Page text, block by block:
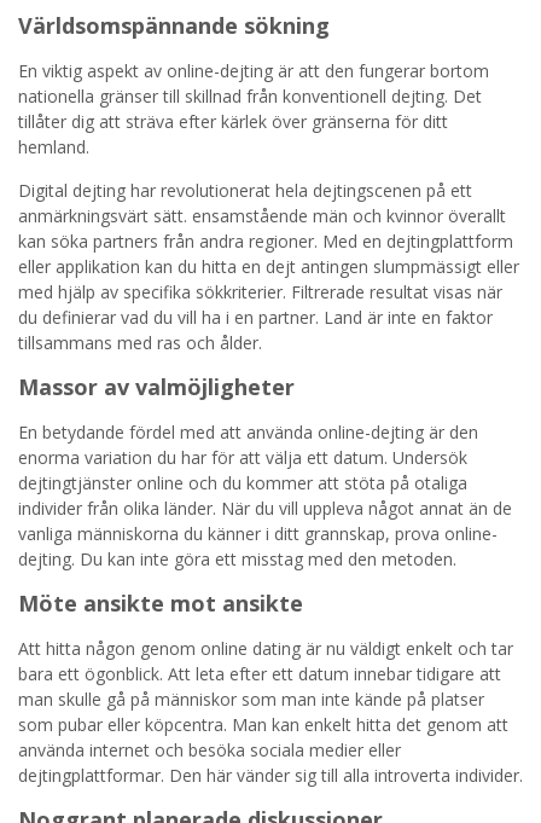
Världsomspännande sökning
En viktig aspekt av online-dejting är att den fungerar bortom
nationella gränser till skillnad från konventionell dejting. Det
tillåter dig att sträva efter kärlek över gränserna för ditt
hemland.
Digital dejting har revolutionerat hela dejtingscenen på ett
anmärkningsvärt sätt. ensamstående män och kvinnor överallt
kan söka partners från andra regioner. Med en dejtingplattform
eller applikation kan du hitta en dejt antingen slumpmässigt eller
med hjälp av specifika sökkriterier. Filtrerade resultat visas när
du definierar vad du vill ha i en partner. Land är inte en faktor
tillsammans med ras och ålder.
Massor av valmöjligheter
En betydande fördel med att använda online-dejting är den
enorma variation du har för att välja ett datum. Undersök
dejtingtjänster online och du kommer att stöta på otaliga
individer från olika länder. När du vill uppleva något annat än de
vanliga människorna du känner i ditt grannskap, prova online-
dejting. Du kan inte göra ett misstag med den metoden.
Möte ansikte mot ansikte
Att hitta någon genom online dating är nu väldigt enkelt och tar
bara ett ögonblick. Att leta efter ett datum innebar tidigare att
man skulle gå på människor som man inte kände på platser
som pubar eller köpcentra. Man kan enkelt hitta det genom att
använda internet och besöka sociala medier eller
dejtingplattformar. Den här vänder sig till alla introverta individer.